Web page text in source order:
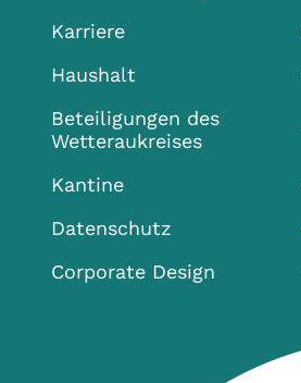
Karriere
Haushalt
Beteiligungen des
Wetteraukreises
Kantine
Datenschutz
Corporate Design